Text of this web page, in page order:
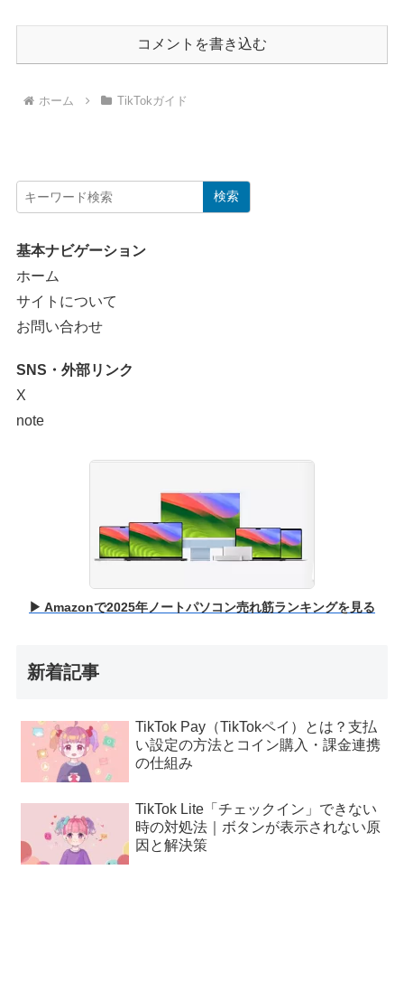
コメントを書き込む
ホーム TikTokガイド
検索
基本ナビゲーション
ホーム
サイトについて
お問い合わせ
SNS・外部リンク
X
note
▶ Amazonで2025年ノートパソコン売れ筋ランキングを見る
新着記事
TikTok Pay（TikTokペイ）とは？支払
い設定の方法とコイン購入・課金連携
の仕組み
TikTok Lite「チェックイン」できない
時の対処法｜ボタンが表示されない原
因と解決策